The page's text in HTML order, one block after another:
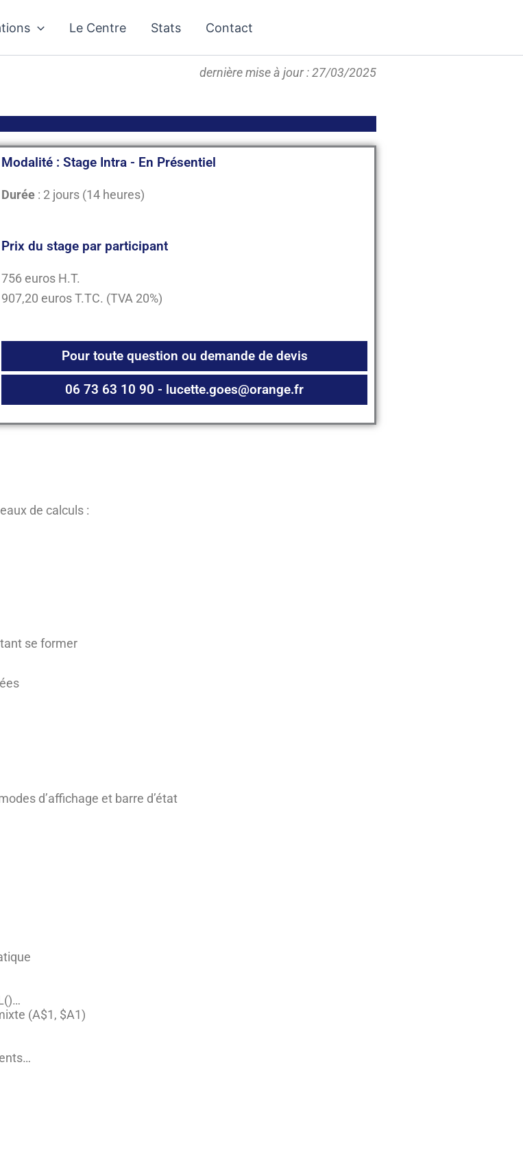
Le Centre Stats Contact
dernière mise à jour : 27/03/2025
Modalité : Stage Intra - En Présentiel
Durée : 2 jours (14 heures)
Prix du stage par participant
756 euros H.T.
907,20 euros T.TC. (TVA 20%)
Pour toute question ou demande de devis
06 73 63 10 90 - lucette.goes@orange.fr
de calculs :
se former
d’affichage et barre d’état
(A$1, $A1)